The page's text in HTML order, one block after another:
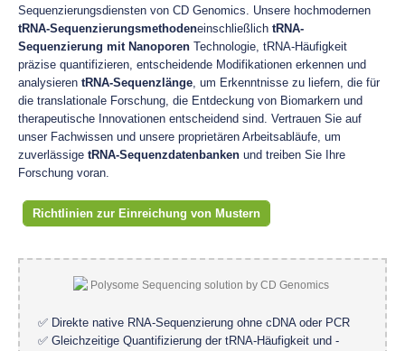
Sequenzierungsdiensten von CD Genomics. Unsere hochmodernen
tRNA-Sequenzierungsmethodeneinschließlich tRNA-
Sequenzierung mit Nanoporen Technologie, tRNA-Häufigkeit
präzise quantifizieren, entscheidende Modifikationen erkennen und
analysieren tRNA-Sequenzlänge, um Erkenntnisse zu liefern, die für
die translationale Forschung, die Entdeckung von Biomarkern und
therapeutische Innovationen entscheidend sind. Vertrauen Sie auf
unser Fachwissen und unsere proprietären Arbeitsabläufe, um
zuverlässige tRNA-Sequenzdatenbanken und treiben Sie Ihre
Forschung voran.
Richtlinien zur Einreichung von Mustern
✅ Direkte native RNA-Sequenzierung ohne cDNA oder PCR
✅ Gleichzeitige Quantifizierung der tRNA-Häufigkeit und -